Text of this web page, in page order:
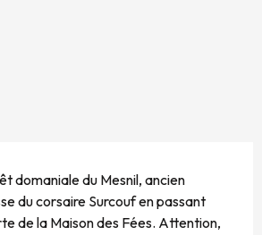
domaniale du Mesnil, ancien
du corsaire Surcouf en passant
de la Maison des Fées. Attention,